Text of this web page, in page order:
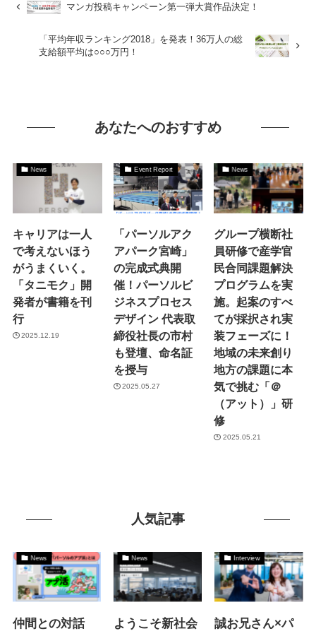
マンガ投稿キャンペーン第一弾大賞作品決定！
「平均年収ランキング2018」を発表！36万人の総
支給額平均は○○○万円！
あなたへのおすすめ
News
キャリアは一人
で考えないほう
がうまくいく。
「タニモク」開
発者が書籍を刊
行
2025.12.19
Event Report
「パーソルアク
アパーク宮崎」
の完成式典開
催！パーソルビ
ジネスプロセス
デザイン 代表取
締役社長の市村
も登壇、命名証
を授与
2025.05.27
News
グループ横断社
員研修で産学官
民合同課題解決
プログラムを実
施。起案のすべ
てが採択され実
装フェーズに！
地域の未来創り
地方の課題に本
気で挑む「＠
（アット）」研
修
2025.05.21
人気記事
News
仲間との対話
News
ようこそ新社会
Interview
誠お兄さん×パ